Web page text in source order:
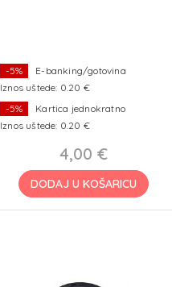
-5%
E-banking/gotovina
Iznos uštede: 0.20 €
-5%
Kartica jednokratno
Iznos uštede: 0.20 €
4,00 €
DODAJ U KOŠARICU